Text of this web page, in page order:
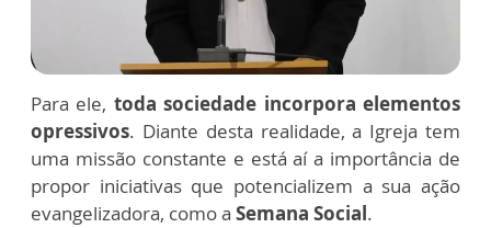
Para ele, toda sociedade incorpora elementos
opressivos. Diante desta realidade, a Igreja tem
uma missão constante e está aí a importância de
propor iniciativas que potencializem a sua ação
evangelizadora, como a Semana Social.